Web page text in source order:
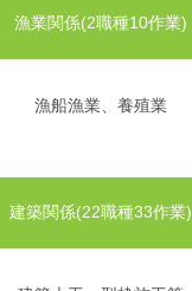
漁業関係(2職種10作業)
漁船漁業、養殖業
建築関係(22職種33作業)